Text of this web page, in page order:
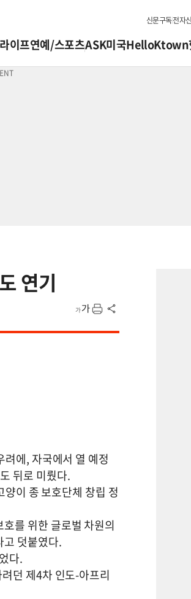
신문구독전자
라이프연예/스포츠ASK미국HelloKtown
연기
에, 자국에서 열 예정
뒤로 미뤘다.
이 종 보호단체 창립 정
를 위한 글로벌 차원의
고 덧붙였다.
다.
던 제4차 인도-아프리